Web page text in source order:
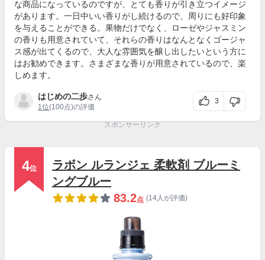
な商品になっているのですが、とても香りが引き立つイメージ
があります。一日中いい香りがし続けるので、周りにも好印象
を与えることができる。果物だけでなく、ローゼやジャスミン
の香りも用意されていて、それらの香りはなんとなくゴージャ
ス感が出てくるので、大人な雰囲気を醸し出したいという方に
はお勧めできます。さまざまな香りが用意されているので、楽
しめます。
はじめの二歩さん
1位(100点)の評価
3
スポンサーリンク
4位
ラボン ルランジェ 柔軟剤 ブルーミ
ングブルー
83.2点 (14人が評価)